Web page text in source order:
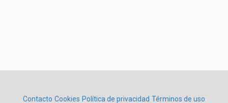
Contacto Cookies Política de privacidad Términos de uso